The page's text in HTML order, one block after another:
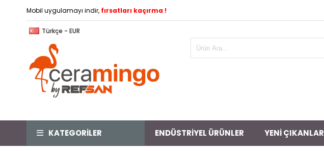
Mobil uygulamayı indir, fırsatları kaçırma !
Türkçe - EUR
KATEGORİLER ENDÜSTRİYEL ÜRÜNLER YENİ ÇIKANLAR